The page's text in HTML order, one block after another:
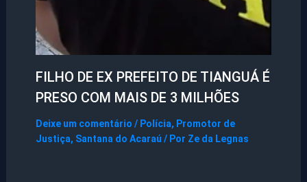
FILHO DE EX PREFEITO DE TIANGUÁ É
PRESO COM MAIS DE 3 MILHÕES
Deixe um comentário / Polícia, Promotor de
Justiça, Santana do Acaraú / Por Ze da Legnas